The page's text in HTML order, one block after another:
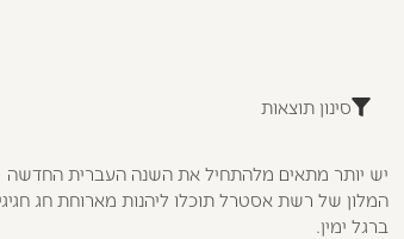
סינון תוצאות
ברגל ימין.